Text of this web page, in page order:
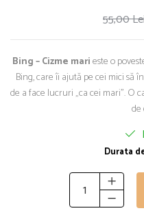
55,00
Bing – Cizme marieste o
Bing, care îi ajută pe cei mici să
de a face lucruri „ca cei mari”. O
de
Durata